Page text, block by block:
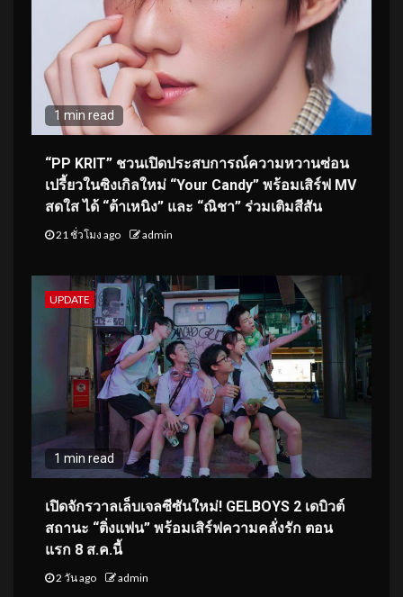
1 min read
“PP KRIT” ชวนเปิดประสบการณ์ความหวานซ่อน
เปรี้ยวในซิงเกิลใหม่ “Your Candy” พร้อมเสิร์ฟ MV
สดใส ได้ “ต้าเหนิง” และ “ณิชา” ร่วมเติมสีสัน
21 ชั่วโมง ago admin
UPDATE
1 min read
เปิดจักรวาลเล็บเจลซีซันใหม่! GELBOYS 2 เดบิวต์
สถานะ “ติ่งแฟน” พร้อมเสิร์ฟความคลั่งรัก ตอน
แรก 8 ส.ค.นี้
2 วัน ago admin